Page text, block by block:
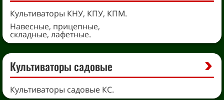
Культиваторы КНУ, КПУ, КПМ.
Навесные, прицепные,
складные, лафетные.
Культиваторы садовые
Культиваторы садовые КС.